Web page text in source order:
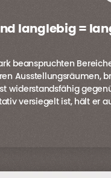
langlebig =
beanspruchten
Ausstellungsräumen,
widerstandsfähig
versiegelt ist, hält er